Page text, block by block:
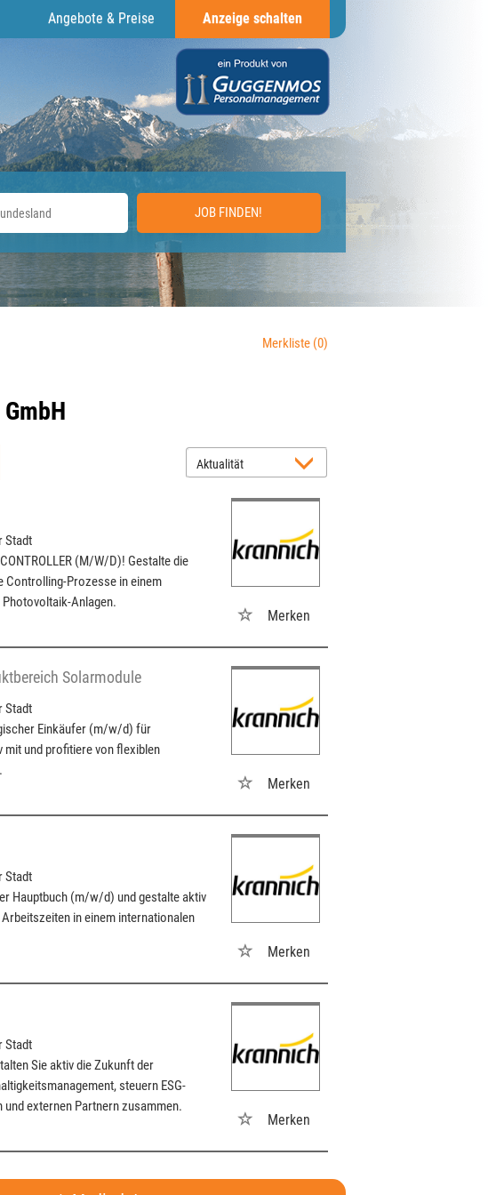
Angebote & Preise Anzeige schalten
JOB FINDEN!
Merkliste (0)
Stadt
(M/W/D)! Gestalte die
Controlling-Prozesse in einem
Anlagen.
Merken
Solarmodule
Stadt
Einkäufer (m/w/d) für
mit und profitiere von flexiblen
Merken
Stadt
Hauptbuch (m/w/d) und gestalte aktiv
in einem internationalen
Merken
Stadt
Sie aktiv die Zukunft der
steuern ESG-
und externen Partnern zusammen.
Merken